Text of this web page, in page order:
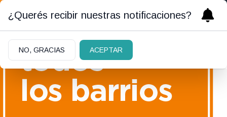
¿Querés recibir nuestras notificaciones?
NO, GRACIAS ACEPTAR